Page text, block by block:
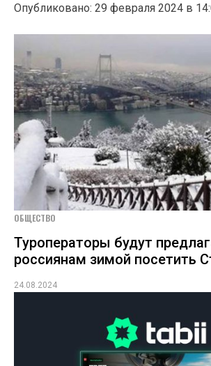
Опубликовано: 29 февраля 2024 в
ОБЩЕСТВО
Туроператоры будут
россиянам зимой посетить
24.08.2024